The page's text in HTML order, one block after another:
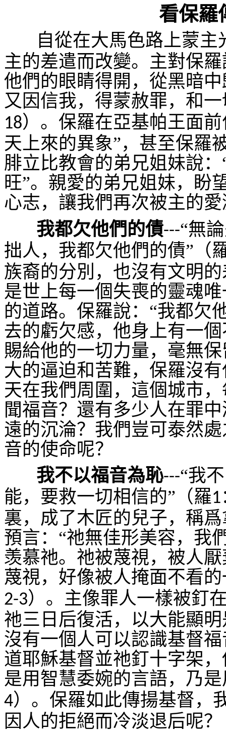
看保羅
自從在大馬色路上蒙
主的差遣而改變。主對保
他們的眼睛得開，從黑暗
又因信我，得蒙赦罪，和
18）。保羅在亞基帕王面
天上來的異象”，甚至保羅
腓立比教會的弟兄姐妹說
旺”。親愛的弟兄姐妹，盼
心志，讓我們再次被主的
我都欠他們的債---“無
拙人，我都欠他們的債”（
族裔的分別，也沒有文明
是世上每一個失喪的靈魂
的道路。保羅說：“我都欠
去的虧欠感，他身上有一
賜給他的一切力量，毫無
大的逼迫和苦難，保羅沒
天在我們周圍，這個城市
聞福音？還有多少人在罪
遠的沉淪？我們豈可泰然
音的使命呢？
我不以福音為恥---“我
能，要救一切相信的”（羅1
裏，成了木匠的兒子，稱
預言：“祂無佳形美容，我
羡慕祂。祂被蔑視，被人
蔑視，好像被人掩面不看
2-3）。主像罪人一樣被釘
祂三日后復活，以大能顯
沒有一個人可以認識基督
道耶穌基督並祂釘十字架
是用智慧委婉的言語，乃
4）。保羅如此傳揚基督，
因人的拒絕而冷淡退后呢？